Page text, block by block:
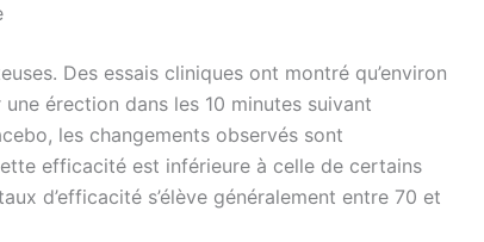
Des essais cliniques ont montré qu’environ
érection dans les 10 minutes suivant
les changements observés sont
efficacité est inférieure à celle de certains
d’efficacité s’élève généralement entre 70 et